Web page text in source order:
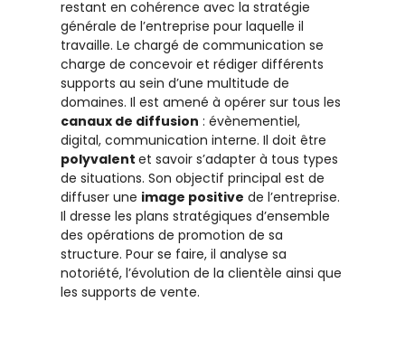
restant en cohérence avec la stratégie
générale de l’entreprise pour laquelle il
travaille. Le chargé de communication se
charge de concevoir et rédiger différents
supports au sein d’une multitude de
domaines. Il est amené à opérer sur tous les
canaux de diffusion : évènementiel,
digital, communication interne. Il doit être
polyvalentet savoir s’adapter à tous types
de situations. Son objectif principal est de
diffuser une image positive de l’entreprise.
Il dresse les plans stratégiques d’ensemble
des opérations de promotion de sa
structure. Pour se faire, il analyse sa
notoriété, l’évolution de la clientèle ainsi que
les supports de vente.